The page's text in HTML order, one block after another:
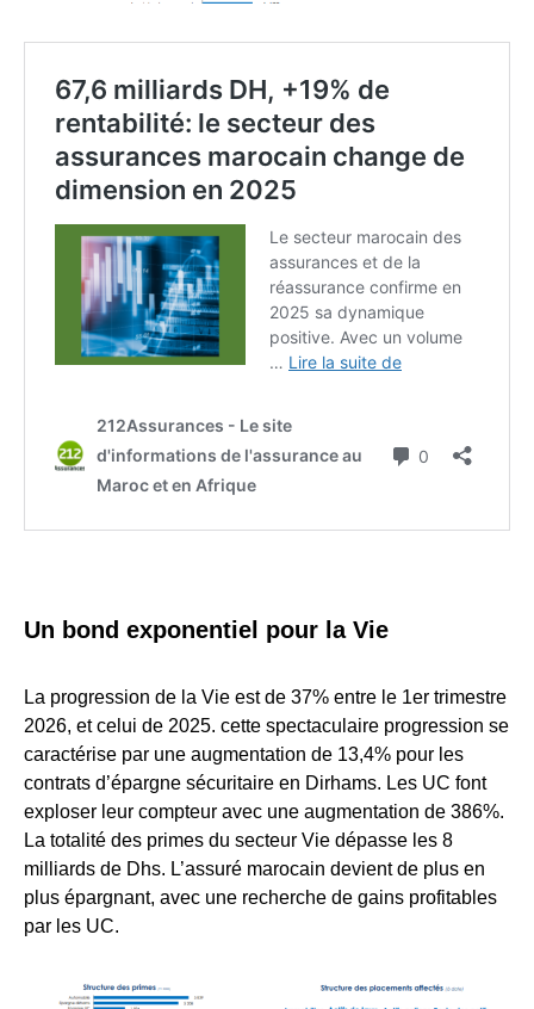
Un bond exponentiel pour la Vie
La progression de la Vie est de 37% entre le 1er trimestre
2026, et celui de 2025. cette spectaculaire progression se
caractérise par une augmentation de 13,4% pour les
contrats d’épargne sécuritaire en Dirhams. Les UC font
exploser leur compteur avec une augmentation de 386%.
La totalité des primes du secteur Vie dépasse les 8
milliards de Dhs. L’assuré marocain devient de plus en
plus épargnant, avec une recherche de gains profitables
par les UC.